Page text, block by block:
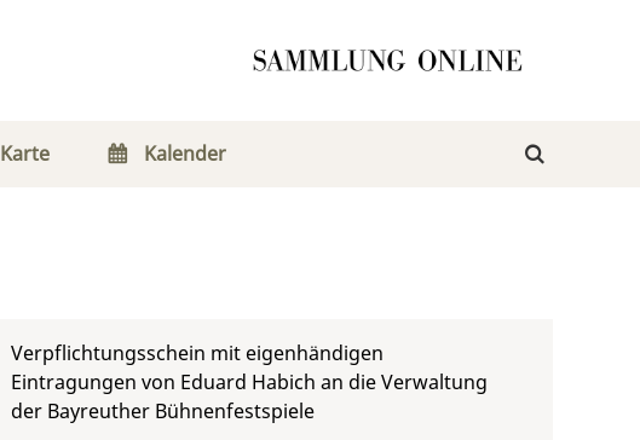
Karte Kalender
Verpflichtungsschein mit eigenhändigen
Eintragungen von Eduard Habich an die Verwaltung
der Bayreuther Bühnenfestspiele